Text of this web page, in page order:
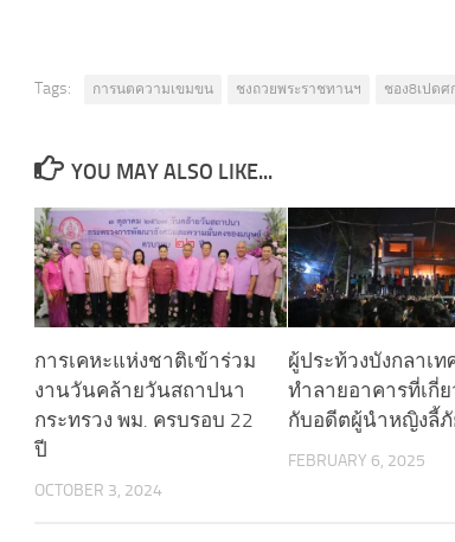
Tags: การนตความเขมขน ชงถวยพระราชทานฯ ชอง8เปด
YOU MAY ALSO LIKE...
การเคหะแห่งชาติเข้าร่วม
งานวันคล้ายวันสถาปนา
กระทรวง พม. ครบรอบ 22
ปี
OCTOBER 3, 2024
ผู้ประท้วงบังกลาเท
ทำลายอาคารที่เกี่
กับอดีตผู้นำหญิงลี้ภั
FEBRUARY 6, 2025